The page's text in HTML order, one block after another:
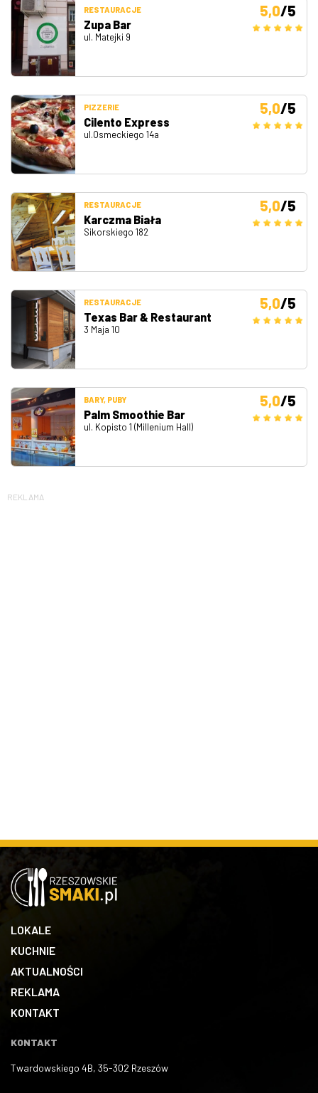
RESTAURACJE
Zupa Bar
ul. Matejki 9
5,0/5
PIZZERIE
Cilento Express
ul.Osmeckiego 14a
5,0/5
RESTAURACJE
Karczma Biała
Sikorskiego 182
5,0/5
RESTAURACJE
Texas Bar & Restaurant
3 Maja 10
5,0/5
BARY, PUBY
Palm Smoothie Bar
ul. Kopisto 1 (Millenium Hall)
5,0/5
REKLAMA
LOKALE
KUCHNIE
AKTUALNOŚCI
REKLAMA
KONTAKT
KONTAKT
Twardowskiego 4B, 35-302 Rzeszów